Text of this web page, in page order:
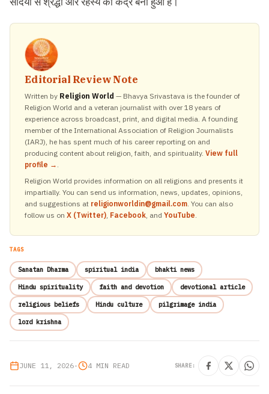
Editorial Review Note
Written by Religion World — Bhavya Srivastava is the founder of
Religion World and a veteran journalist with over 18 years of
experience across broadcast, print, and digital media. A founding
member of the International Association of Religion Journalists
(IARJ), he has spent much of his career reporting on and
producing content about religion, faith, and spirituality. View full
profile → .
Religion World provides information on all religions and presents it
impartially. You can send us information, news, updates, opinions,
and suggestions at religionworldin@gmail.com. You can also
follow us on X (Twitter), Facebook, and YouTube.
TAGS
Sanatan Dharma spiritual india bhakti news
Hindu spirituality faith and devotion devotional article
religious beliefs Hindu culture pilgrimage india
lord krishna
JUNE 11, 2026• 4 MIN READ SHARE: